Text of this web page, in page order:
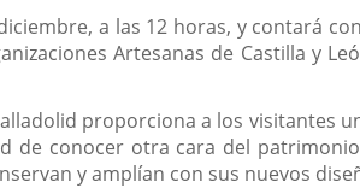
a las 12 horas, y contará
Artesanas de Castilla y
proporciona a los visitantes
de conocer otra cara del
y amplían con sus nuevos